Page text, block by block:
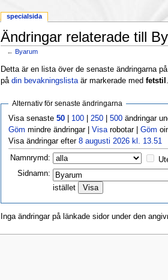
Ändringar relaterade till
←Byarum
Detta är en lista över de senaste ändringarna
på din bevakningslistaär markerade med fetstil
Alternativ för senaste ändringarna
Visa senaste50 100 250 |500 ändringar
Göm mindre ändringar |Visa robotar |Göm
Visa ändringar efter8 augusti 2026 kl. 13.51
Namnrymd:
Sidnamn:
istället
Inga ändringar på länkade sidor under den
specialsida